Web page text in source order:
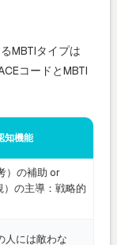
MBTIタイプは
コードとMBTI
知機能
）の補助 or
）の主導：戦略的
人には敵わな